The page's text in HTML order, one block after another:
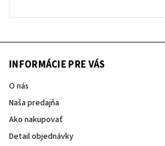
INFORMÁCIE PRE VÁS
O nás
Naša predajňa
Ako nakupovať
Detail objednávky